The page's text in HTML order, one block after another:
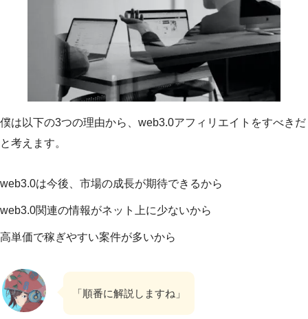
僕は以下の3つの理由から、web3.0アフィリエイトをすべきだ
と考えます。
web3.0は今後、市場の成長が期待できるから
web3.0関連の情報がネット上に少ないから
高単価で稼ぎやすい案件が多いから
「順番に解説しますね」